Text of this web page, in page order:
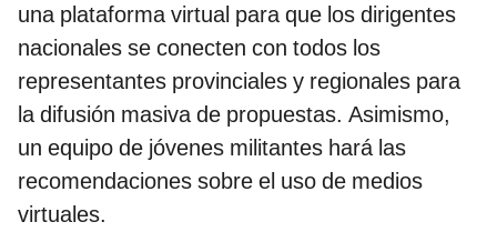
una plataforma virtual para que los dirigentes
nacionales se conecten con todos los
representantes provinciales y regionales para
la difusión masiva de propuestas. Asimismo,
un equipo de jóvenes militantes hará las
recomendaciones sobre el uso de medios
virtuales.